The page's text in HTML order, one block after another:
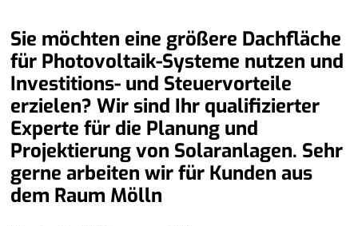
Sie möchten eine größere Dachfläche
für Photovoltaik-Systeme nutzen und
Investitions- und Steuervorteile
erzielen? Wir sind Ihr qualifizierter
Experte für die Planung und
Projektierung von Solaranlagen. Sehr
gerne arbeiten wir für Kunden aus
dem Raum Mölln